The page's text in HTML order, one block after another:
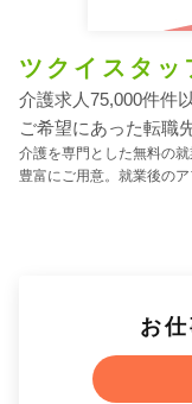
ツクイスタッ
介護求人75,000件件
ご希望にあった転職
介護を専門とした無料の
豊富にご用意。就業後の
お